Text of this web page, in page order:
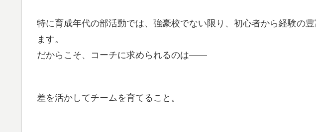
特に育成年代の部活動では、強豪校でない限り、初心者から経験の
ます。
だからこそ、コーチに求められるのは——
差を活かしてチームを育てること。